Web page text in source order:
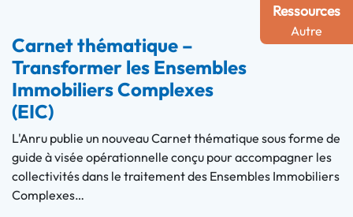
Ressources
Autre
Carnet thématique –
Transformer les Ensembles
Immobiliers Complexes
(EIC)
L'Anru publie un nouveau Carnet thématique sous forme de
guide à visée opérationnelle conçu pour accompagner les
collectivités dans le traitement des Ensembles Immobiliers
Complexes…